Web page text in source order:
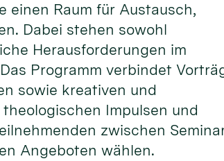
einen Raum für Austausch,
Dabei stehen sowohl
Herausforderungen im
Programm verbindet
sowie kreativen und
Impulsen und
zwischen
Angeboten wählen.